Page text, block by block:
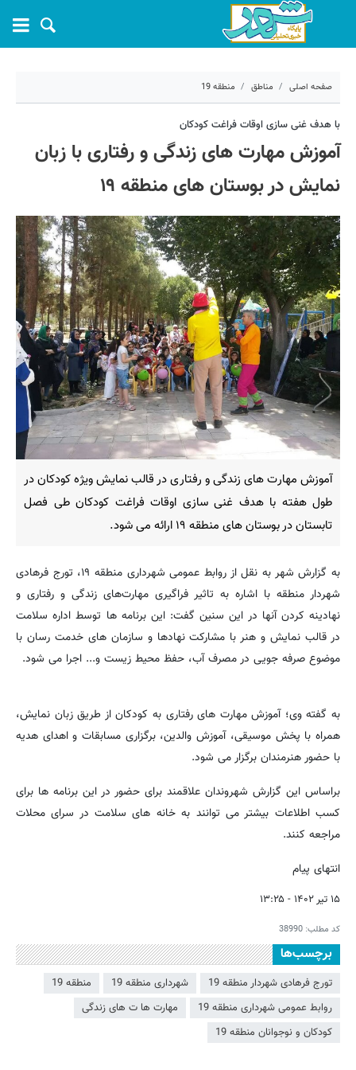
صفحه اصلی مناطق منطقه 19
۱۵ تیر ۱۴۰۲ - ۱۳:۲۵
کد مطلب: 38990
با هدف غنی سازی اوقات فراغت کودکان
آموزش مهارت‌ های زندگی و رفتاری با زبان
نمایش در بوستان های منطقه ۱۹
آموزش مهارت های زندگی و رفتاری در قالب نمایش ویژه کودکان در
طول هفته با هدف غنی سازی اوقات فراغت کودکان طی فصل
تابستان در بوستان های منطقه ۱۹ ارائه می شود.
️به گزارش شهر به نقل از روابط عمومی شهرداری منطقه ۱۹، تورج فرهادی
شهردار منطقه با اشاره به تاثیر فراگیری مهارت‌های زندگی و رفتاری و
نهادینه کردن آنها در این سنین گفت: این برنامه ها توسط اداره سلامت
در قالب نمایش و هنر با مشارکت نهادها و سازمان های خدمت رسان با
موضوع صرفه جویی در مصرف آب، حفظ محیط زیست و... اجرا می شود.
به گفته وی؛ آموزش مهارت های رفتاری به کودکان از طریق زبان نمایش،
همراه با پخش موسیقی، آموزش والدین، برگزاری مسابقات و اهدای هدیه
با حضور هنرمندان برگزار می شود.
️براساس این گزارش شهروندان علاقمند برای حضور در این برنامه ها برای
کسب اطلاعات بیشتر می توانند به خانه های سلامت در سرای محلات
مراجعه کنند.
انتهای پیام
۱۵ تیر ۱۴۰۲ - ۱۳:۲۵
کد مطلب: 38990
برچسب‌ها
تورج فرهادی شهردار منطقه 19 شهرداری منطقه 19
منطقه 19
روابط عمومی شهرداری منطقه 19
مهارت ها ت های زندگی
کودکان و نوجوانان منطقه 19